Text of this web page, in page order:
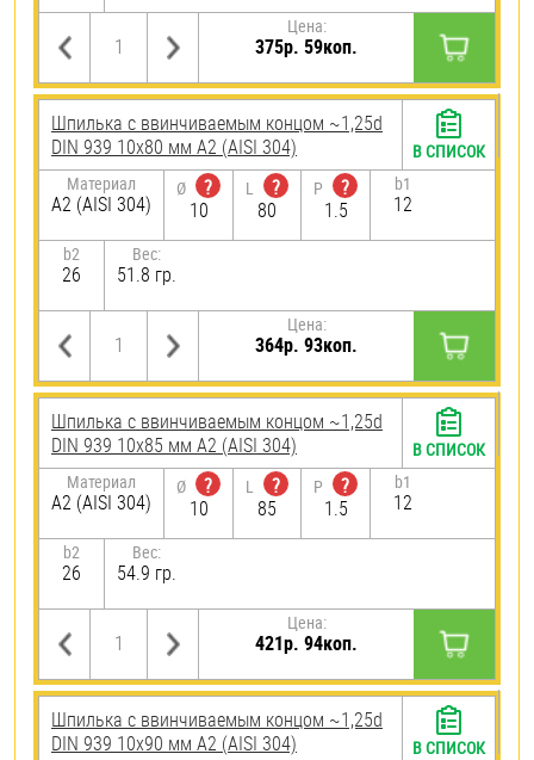
Цена:
375р. 59коп.
Шпилька c ввинчиваемым концом ~1,25d
DIN 939 10х80 мм А2 (AISI 304)
Материал
А2 (AISI 304)
Ø
?
10
L
?
80
P
?
1.5
b1
12
b2
26
Вес:
51.8 гр.
Цена:
364р. 93коп.
В СПИСОК
Шпилька c ввинчиваемым концом ~1,25d
DIN 939 10х85 мм А2 (AISI 304)
Материал
А2 (AISI 304)
Ø
?
10
L
?
85
P
?
1.5
b1
12
b2
26
Вес:
54.9 гр.
Цена:
421р. 94коп.
В СПИСОК
Шпилька c ввинчиваемым концом ~1,25d
DIN 939 10х90 мм А2 (AISI 304)
В СПИСОК